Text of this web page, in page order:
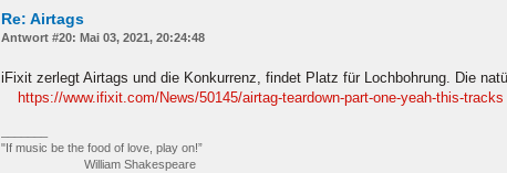
Re: Airtags
Antwort #20: Mai 03, 2021, 20:24:48
iFixit zerlegt Airtags und die Konkurrenz, findet Platz für Lochbohrung. Die
https://www.ifixit.com/News/50145/airtag-teardown-part-one-yeah-this-tracks
"If music be the food of love, play on!”
William Shakespeare